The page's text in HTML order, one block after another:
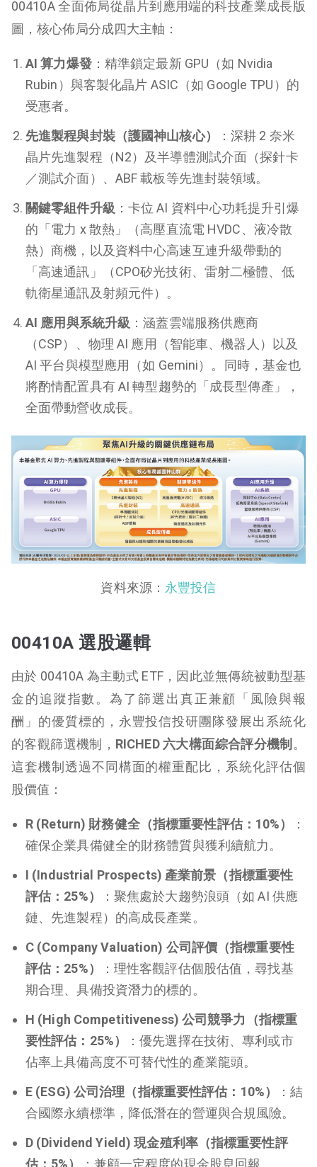
00410A 全面佈局從晶片到應用端的科技產業成長版
圖，核心佈局分成四大主軸：
AI 算力爆發：精準鎖定最新 GPU（如 Nvidia
Rubin）與客製化晶片 ASIC（如 Google TPU）的
受惠者。
先進製程與封裝（護國神山核心）
：深耕 2 奈米
晶片先進製程（N2）及半導體測試介面（探針卡
／測試介面）、ABF 載板等先進封裝領域。
關鍵零組件升級 ：卡位 AI 資料中心功耗提升引爆
的「電力 x 散熱」（高壓直流電 HVDC、液冷散
熱）商機，以及資料中心高速互連升級帶動的
「高速通訊」（CPO矽光技術、雷射二極體、低
軌衛星通訊及射頻元件）。
AI 應用與系統升級 ：涵蓋雲端服務供應商
（CSP）、物理 AI 應用（智能車、機器人）以及
AI 平台與模型應用（如 Gemini）。同時，基金也
將酌情配置具有 AI 轉型趨勢的「成長型傳產」，
全面帶動營收成長。
資料來源： 永豐投信
00410A 選股邏輯
由於 00410A 為主動式 ETF，因此並無傳統被動型基
金的追蹤指數。為了篩選出真正兼顧「風險與報
酬」的優質標的，永豐投信投研團隊發展出系統化
的客觀篩選機制， RICHED 六大構面綜合評分機制 。
這套機制透過不同構面的權重配比，系統化評估個
股價值：
R (Return) 財務健全（指標重要性評估：10%）
：
確保企業具備健全的財務體質與獲利續航力。
I (Industrial Prospects) 產業前景（指標重要性
評估：25%）
：聚焦處於大趨勢浪頭（如 AI 供應
鏈、先進製程）的高成長產業。
C (Company Valuation) 公司評價（指標重要性
評估：25%）
：理性客觀評估個股估值，尋找基
期合理、具備投資潛力的標的。
H (High Competitiveness) 公司競爭力（指標重
要性評估：25%）
：優先選擇在技術、專利或市
佔率上具備高度不可替代性的產業龍頭。
E (ESG) 公司治理（指標重要性評估：10%）
：結
合國際永續標準，降低潛在的營運與合規風險。
D (Dividend Yield) 現金殖利率（指標重要性評